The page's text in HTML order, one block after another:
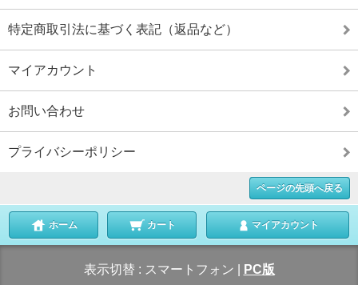
特定商取引法に基づく表記（返品など）
マイアカウント
お問い合わせ
プライバシーポリシー
ページの先頭へ戻る
ホーム カート マイアカウント
表示切替 : スマートフォン PC版